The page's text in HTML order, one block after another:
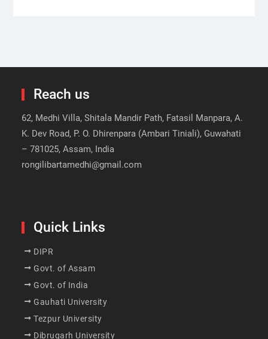
Reach us
62, Medhi Villa, Shitala Mandir Path, Fatasil Manpara, A.
K. Dev Road, P. O. Dhirenpara (Ambari Tiniali), Guwahati
– 781025, Assam, India
rongilibartamedhi@gmail.com
Quick Links
DIPR
Govt. of Assam
Govt. of India
Gauhati University
Tezpur University
Dibrugarh University